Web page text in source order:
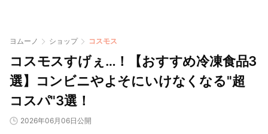
ヨムーノ ショップ コスモス
コスモスすげぇ…！【おすすめ冷凍食品3
選】コンビニやよそにいけなくなる"超
コスパ"3選！
2026年06月06日公開